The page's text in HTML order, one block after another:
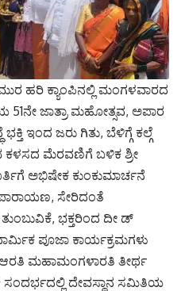
ಹರಿ ಕ್ಯಾಂಪಿನಲ್ಲಿ ಮಂಗಳವಾರದ
51ನೇ ಜಾತ್ರಾ ಮಹೋತ್ಸವ, ಅಪಾರ
ಭಕ್ತಿ ಇಂದ ಜರು ಗಿತು, ಬೆಳಿಗ್ಗೆ ಕಲ್ಗೆ
ಕಳಸದ ಮೆರವಣಿಗೆ ಬಳಿಕ ಶ್ರೀ
ಅಭಿಷೇಕ ಕುಂಕುಮಾರ್ಚನೆ
ಸೇರಿದಂತೆ
ಭಕ್ತರಿಂದ ದೀ ಡ್
ಪೂಜಾ ಕಾರ್ಯಕ್ರಮಗಳು
ಆರತಿ ಮಹಾಮಂಗಳಾರತಿ ತೀರ್ಥ
ಸಂದರ್ಭದಲ್ಲಿ ದೇವಸ್ಥಾನ ಸಮಿತಿಯ